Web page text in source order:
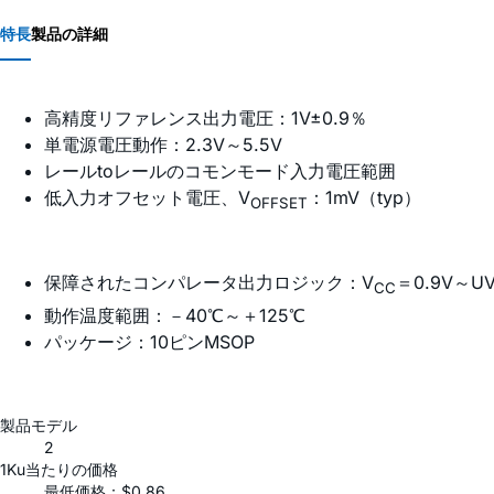
特長製品の詳細
高精度リファレンス出力電圧：1V±0.9％
単電源電圧動作：2.3V～5.5V
レールtoレールのコモンモード入力電圧範囲
低入力オフセット電圧、VOFFSET ：1mV（typ）
保障されたコンパレータ出力ロジック：VCC ＝0.9V～
動作温度範囲：－40℃～＋125℃
パッケージ：10ピンMSOP
製品モデル
2
1Ku当たりの価格